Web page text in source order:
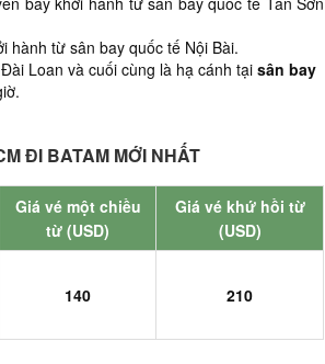
hành từ sân bay quốc tế Nội Bài.
Loan và cuối cùng là hạ cánh tại sân bay
ĐI BATAM MỚI NHẤT
Giá vé một chiều
từ (USD)
Giá vé khứ hồi từ
(USD)
140 210